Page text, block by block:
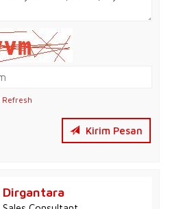
Refresh
Kirim Pesan
Dirgantara